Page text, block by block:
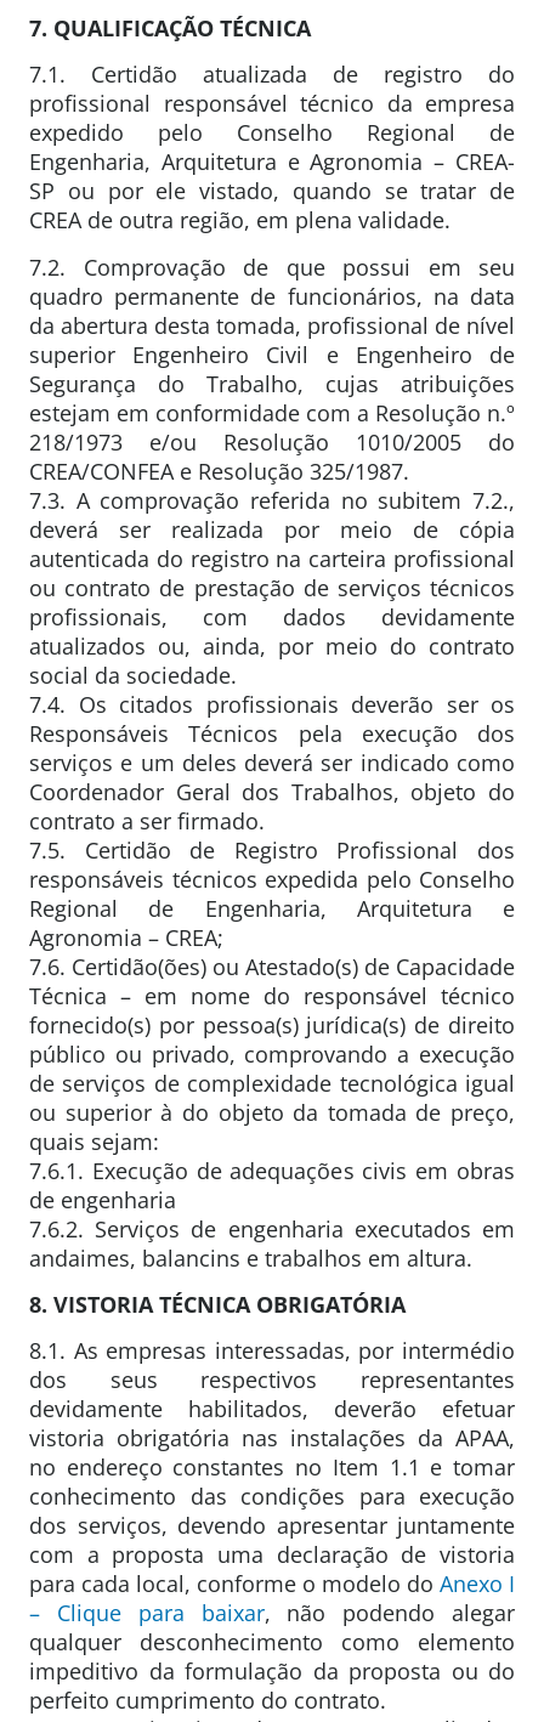
7. QUALIFICAÇÃO TÉCNICA
7.1. Certidão atualizada de registro do
profissional responsável técnico da empresa
expedido pelo Conselho Regional de
Engenharia, Arquitetura e Agronomia – CREA-
SP ou por ele vistado, quando se tratar de
CREA de outra região, em plena validade.
7.2. Comprovação de que possui em seu
quadro permanente de funcionários, na data
da abertura desta tomada, profissional de nível
superior Engenheiro Civil e Engenheiro de
Segurança do Trabalho, cujas atribuições
estejam em conformidade com a Resolução n.º
218/1973 e/ou Resolução 1010/2005 do
CREA/CONFEA e Resolução 325/1987.
7.3. A comprovação referida no subitem 7.2.,
deverá ser realizada por meio de cópia
autenticada do registro na carteira profissional
ou contrato de prestação de serviços técnicos
profissionais, com dados devidamente
atualizados ou, ainda, por meio do contrato
social da sociedade.
7.4. Os citados profissionais deverão ser os
Responsáveis Técnicos pela execução dos
serviços e um deles deverá ser indicado como
Coordenador Geral dos Trabalhos, objeto do
contrato a ser firmado.
7.5. Certidão de Registro Profissional dos
responsáveis técnicos expedida pelo Conselho
Regional de Engenharia, Arquitetura e
Agronomia – CREA;
7.6. Certidão(ões) ou Atestado(s) de Capacidade
Técnica – em nome do responsável técnico
fornecido(s) por pessoa(s) jurídica(s) de direito
público ou privado, comprovando a execução
de serviços de complexidade tecnológica igual
ou superior à do objeto da tomada de preço,
quais sejam:
7.6.1. Execução de adequações civis em obras
de engenharia
7.6.2. Serviços de engenharia executados em
andaimes, balancins e trabalhos em altura.
8. VISTORIA TÉCNICA OBRIGATÓRIA
8.1. As empresas interessadas, por intermédio
dos seus respectivos representantes
devidamente habilitados, deverão efetuar
vistoria obrigatória nas instalações da APAA,
no endereço constantes no Item 1.1 e tomar
conhecimento das condições para execução
dos serviços, devendo apresentar juntamente
com a proposta uma declaração de vistoria
para cada local, conforme o modelo do Anexo I
– Clique para baixar, não podendo alegar
qualquer desconhecimento como elemento
impeditivo da formulação da proposta ou do
perfeito cumprimento do contrato.